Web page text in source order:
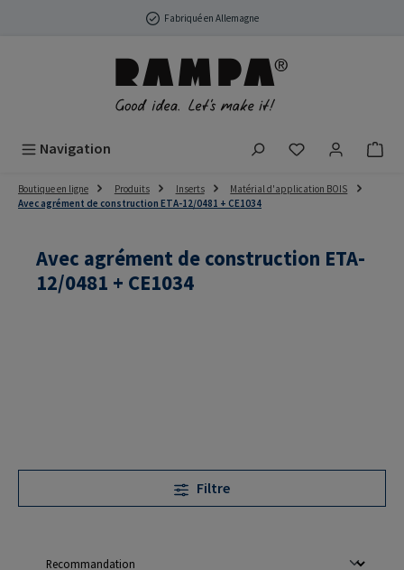
Passer au contenu principalFabriqué en Allemagne
Navigation Vous avez 0
Boutique en ligne Produits Inserts
Matérial d'application BOIS
Avec agrément de construction ETA-12/0481 + CE1034
Avec agrément de construction ETA-
12/0481 + CE1034
Filtre